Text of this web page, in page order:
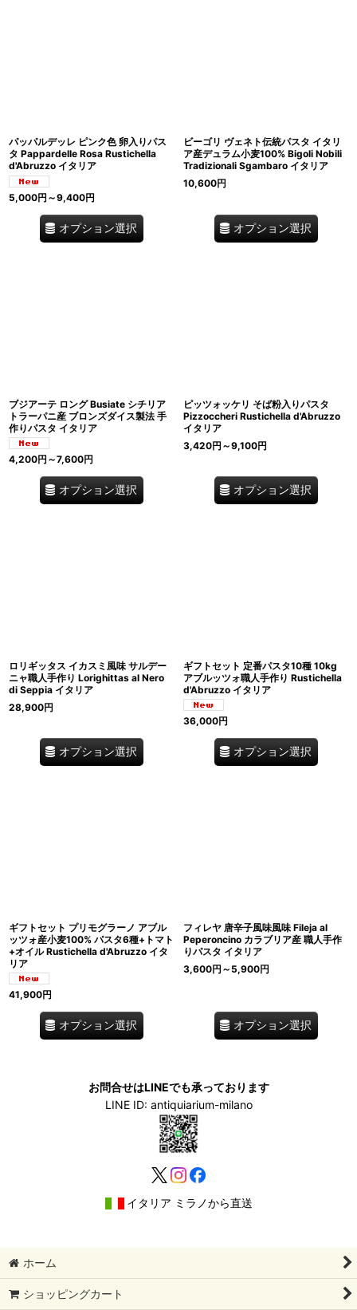
パッパルデッレ ピンク色 卵入りパス
タ Pappardelle Rosa Rustichella
d'Abruzzo イタリア
5,000円 ～9,400円
オプション選択
ビーゴリ ヴェネト伝統パスタ イタリ
ア産デュラム小麦100% Bigoli Nobili
Tradizionali Sgambaro イタリア
10,600円
オプション選択
ブジアーテ ロング Busiate シチリア
トラーパニ産 ブロンズダイス製法 手
作りパスタ イタリア
4,200円 ～7,600円
オプション選択
ピッツォッケリ そば粉入りパスタ
Pizzoccheri Rustichella d'Abruzzo
イタリア
3,420円 ～9,100円
オプション選択
ロリギッタス イカスミ風味 サルデー
ニャ職人手作り Lorighittas al Nero
di Seppia イタリア
28,900円
オプション選択
ギフトセット 定番パスタ10種 10kg
アブルッツォ職人手作り Rustichella
d'Abruzzo イタリア
36,000円
オプション選択
ギフトセット プリモグラーノ アブル
ッツォ産小麦100% パスタ6種+トマト
+オイル Rustichella d'Abruzzo イタ
リア
41,900円
オプション選択
フィレヤ 唐辛子風味風味 Fileja al
Peperoncino カラブリア産 職人手作
りパスタ イタリア
3,600円 ～5,900円
オプション選択
お問合せはLINEでも承っております
LINE ID: antiquiarium-milano
イタリア ミラノから直送
ホーム
ショッピングカート